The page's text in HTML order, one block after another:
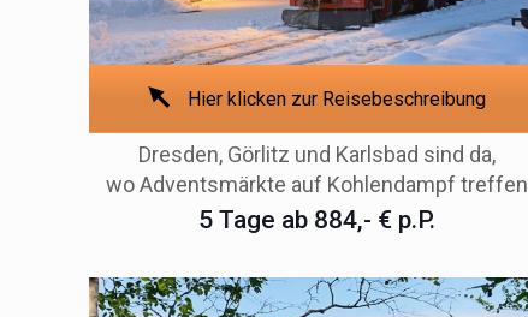
Hier klicken zur Reisebeschreibung
Dresden, Görlitz und Karlsbad sind da,
wo Adventsmärkte auf Kohlendampf treffen
5 Tage ab 884,- € p.P.